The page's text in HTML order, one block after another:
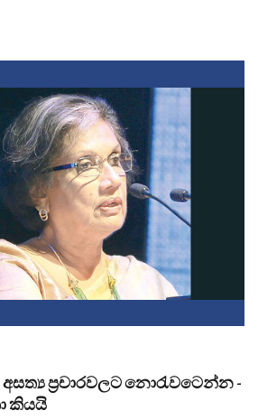
ප්‍රචාරවලට නොරැවටෙන්න -
කියයි